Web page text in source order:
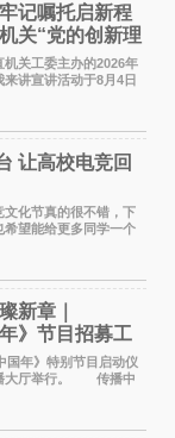
记嘱托启新程
关“党的创新理
动圆满落幕
关工委主办的2026年
讲宣讲活动于8月4日
"牢记嘱托 感恩奋进
题，坚持以新时代中国
让高校电竞回
化节真的很不错，下
望能给更多同学一个
卓威高校电竞文化节
后，仍有不少高校电
新章｜
》节目招募工
年》特别节目启动仪
大厅举行。 传播中
国风艺术，打造高规
盛典，是璀璨中国年